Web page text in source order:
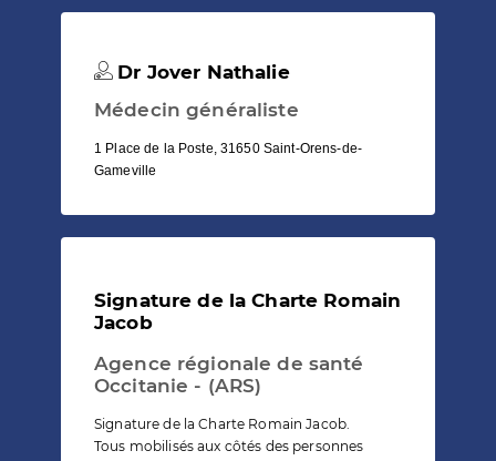
Dr Jover Nathalie
Médecin généraliste
1 Place de la Poste, 31650 Saint-Orens-de-
Gameville
Signature de la Charte Romain
Jacob
Agence régionale de santé
Occitanie - (ARS)
Signature de la Charte Romain Jacob.
Tous mobilisés aux côtés des personnes